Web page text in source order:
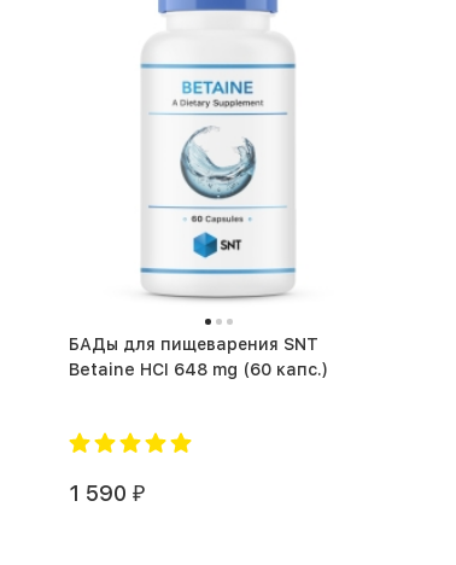
БАДы для пищеварения SNT
Betaine HCI 648 mg (60 капс.)
1 590 ₽